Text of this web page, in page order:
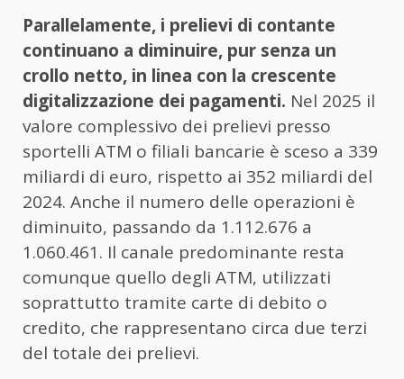
Parallelamente, i prelievi di contante
continuano a diminuire, pur senza un
crollo netto, in linea con la crescente
digitalizzazione dei pagamenti. Nel 2025 il
valore complessivo dei prelievi presso
sportelli ATM o filiali bancarie è sceso a 339
miliardi di euro, rispetto ai 352 miliardi del
2024. Anche il numero delle operazioni è
diminuito, passando da 1.112.676 a
1.060.461. Il canale predominante resta
comunque quello degli ATM, utilizzati
soprattutto tramite carte di debito o
credito, che rappresentano circa due terzi
del totale dei prelievi.